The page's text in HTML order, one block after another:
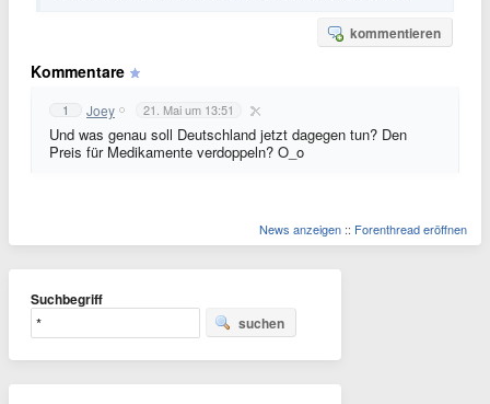
kommentieren
Kommentare
1 Joey 21. Mai um 13:51
Und was genau soll Deutschland jetzt dagegen tun? Den
Preis für Medikamente verdoppeln? O_o
News anzeigen :: Forenthread eröffnen
Suchbegriff
suchen